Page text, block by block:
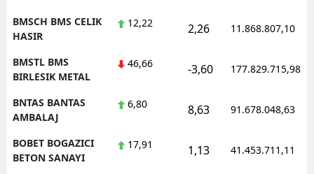
BMSCH BMS CELIK
HASIR
12,22 2,26 11.868.807,10
BMSTL BMS
BIRLESIK METAL
46,66 -3,60 177.829.715,98
BNTAS BANTAS
AMBALAJ
6,80 8,63 91.678.048,63
BOBET BOGAZICI
BETON SANAYI
17,91 1,13 41.453.711,11